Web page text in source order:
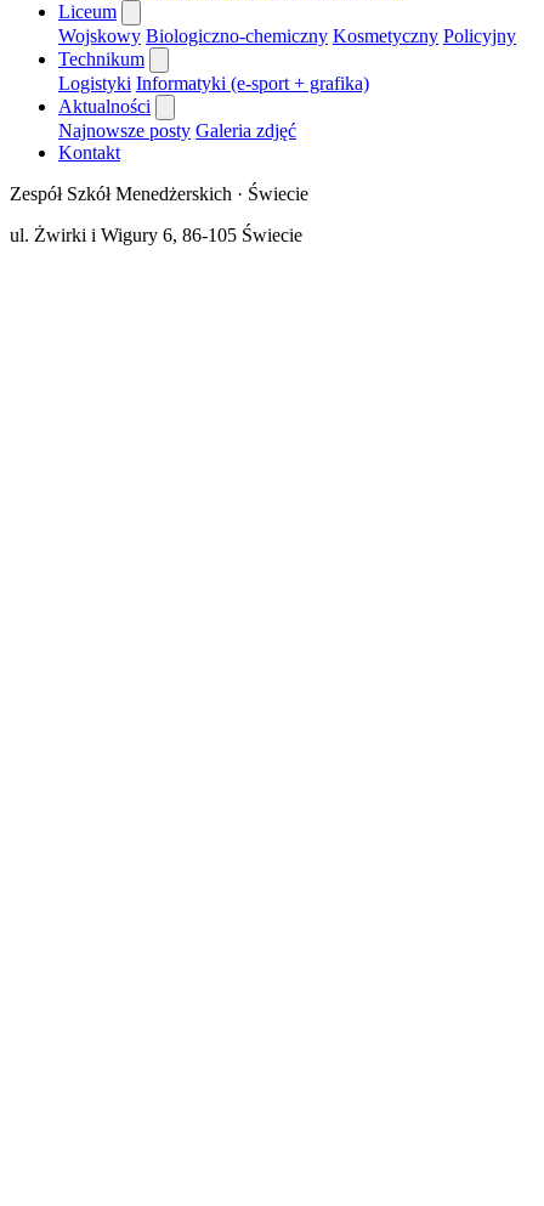
Liceum
Wojskowy Biologiczno-chemiczny Kosmetyczny Policyjny
Technikum
Logistyki Informatyki (e-sport + grafika)
Aktualności
Najnowsze posty Galeria zdjęć
Kontakt
Zespół Szkół Menedżerskich · Świecie
ul. Żwirki i Wigury 6, 86-105 Świecie